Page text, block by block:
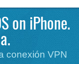
on iPhone.
conexión VPN